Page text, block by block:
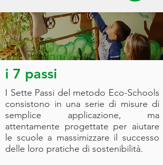
i 7 passi
I Sette Passi del metodo Eco-Schools
consistono in una serie di misure di
semplice applicazione, ma
attentamente progettate per aiutare
le scuole a massimizzare il successo
delle loro pratiche di sostenibilità.